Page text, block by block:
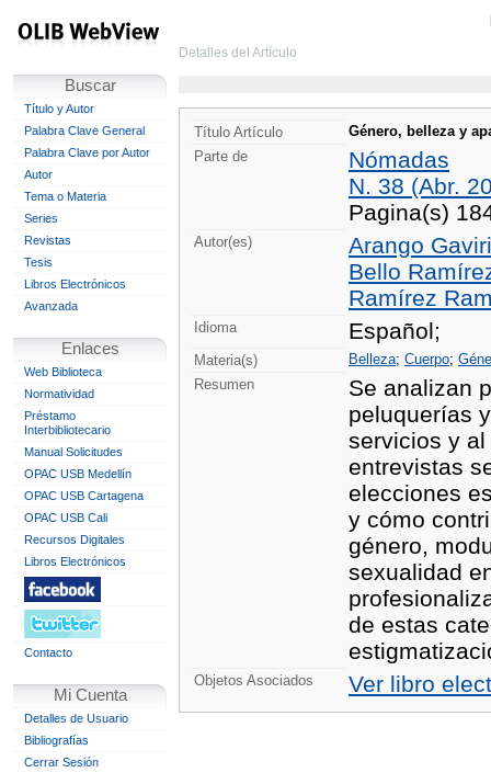
Buscar
Título y Autor
Palabra Clave General
Palabra Clave por Autor
Autor
Tema o Materia
Series
Revistas
Tesis
Libros Electrónicos
Avanzada
Enlaces
Web Biblioteca
Normatividad
Préstamo
Interbibliotecario
Manual Solicitudes
OPAC USB Medellín
OPAC USB Cartagena
OPAC USB Cali
Recursos Digitales
Libros Electrónicos
Contacto
Mi Cuenta
Detalles de Usuario
Bibliografías
Cerrar Sesión
Detalles del Artículo
Título Artículo
Género, belleza y
Parte de
Nómadas
N. 38 (Abr.
Pagina(s)
Autor(es)
Arango
Bello
Ramírez
Idioma Español;
Materia(s) Belleza; Cuerpo;
Resumen
Se analizan
peluquerías
servicios y
entrevistas
elecciones
y cómo
género,
sexualidad
de estas
Objetos Asociados Ver libro